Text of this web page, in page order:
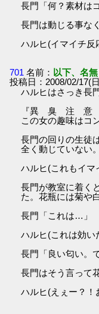
長門「何？素材は
長門は動じる事な
ハルヒ(イマイチ
701 名前： 以下、名
投稿日：2008/02/17(
ハルヒはさっき長
『異 臭 注 意
この女の趣味はコ
長門の回りの生徒
全く動じていない。
ハルヒ(これもイ
長門が教室に着く
た。花瓶には菊や
長門「これは…」
ハルヒ(これは効い
長門「良い匂い。
長門はそう言って
ハルヒ(えぇー？！